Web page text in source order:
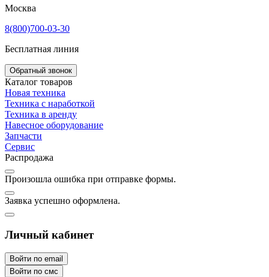
Москва
8(800)700-03-30
Бесплатная линия
Обратный звонок
Каталог товаров
Новая техника
Техника с наработкой
Техника в аренду
Навесное оборудование
Запчасти
Сервис
Распродажа
Произошла ошибка при отправке формы.
Заявка успешно оформлена.
Личный кабинет
Войти по email
Войти по смс